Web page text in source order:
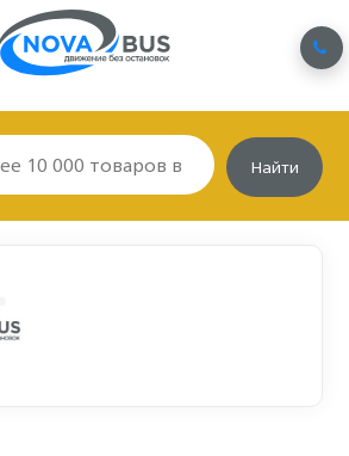
Найти